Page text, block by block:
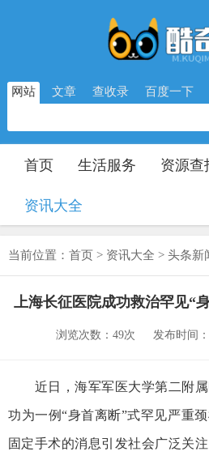
网站 文章 查收录 百度一下
首页 生活服务 资源查
资讯大全
当前位置： 首页 > 资讯大全 > 头条新
上海长征医院成功救治罕见“
浏览次数：49次 发布时间
近日，海军军医大学第二附属
功为一例“身首离断”式罕见严重
固定手术的消息引发社会广泛关